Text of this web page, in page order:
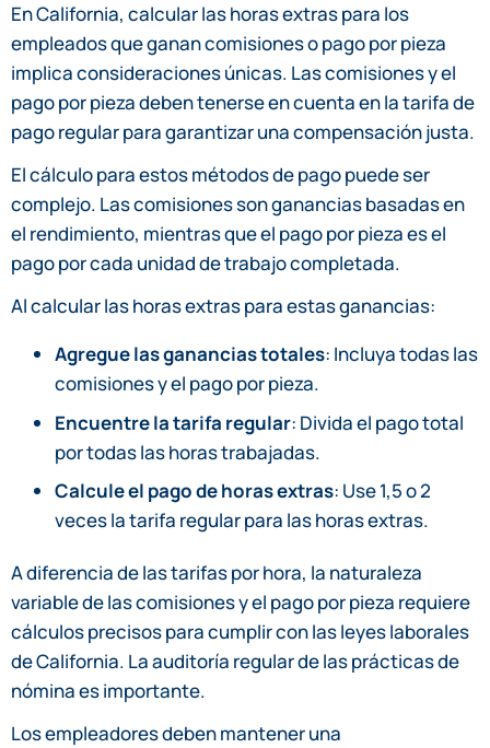
En California, calcular las horas extras para los
empleados que ganan comisiones o pago por pieza
implica consideraciones únicas. Las comisiones y el
pago por pieza deben tenerse en cuenta en la tarifa de
pago regular para garantizar una compensación justa.
El cálculo para estos métodos de pago puede ser
complejo. Las comisiones son ganancias basadas en
el rendimiento, mientras que el pago por pieza es el
pago por cada unidad de trabajo completada.
Al calcular las horas extras para estas ganancias:
Agregue las ganancias totales: Incluya todas las
comisiones y el pago por pieza.
Encuentre la tarifa regular: Divida el pago total
por todas las horas trabajadas.
Calcule el pago de horas extras: Use 1,5 o 2
veces la tarifa regular para las horas extras.
A diferencia de las tarifas por hora, la naturaleza
variable de las comisiones y el pago por pieza requiere
cálculos precisos para cumplir con las leyes laborales
de California. La auditoría regular de las prácticas de
nómina es importante.
Los empleadores deben mantener una